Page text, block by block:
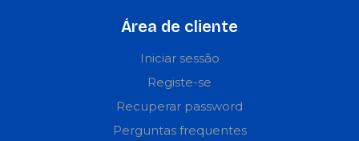
Área de cliente
Iniciar sessão
Registe-se
Recuperar password
Perguntas frequentes